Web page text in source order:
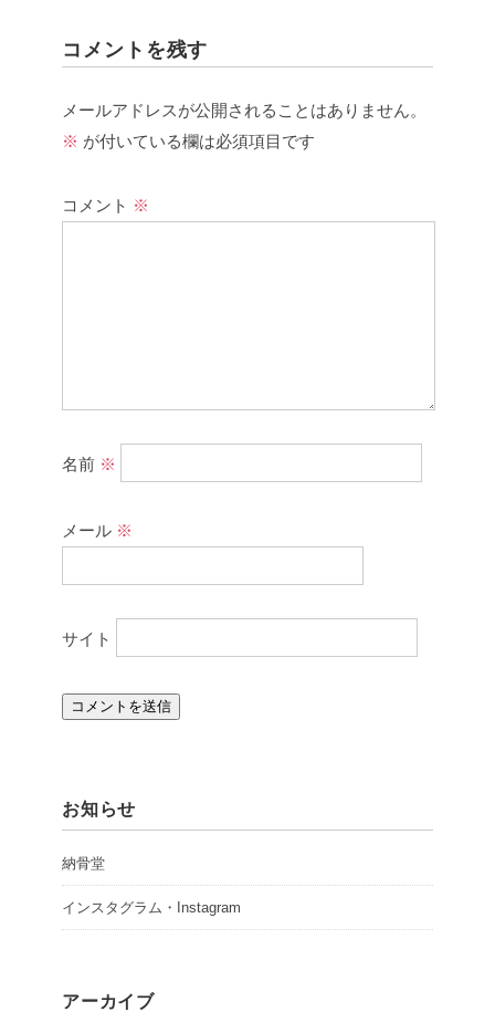
コメントを残す
メールアドレスが公開されることはありません。
※ が付いている欄は必須項目です
コメント ※
名前 ※
メール ※
サイト
お知らせ
納骨堂
インスタグラム・Instagram
アーカイブ